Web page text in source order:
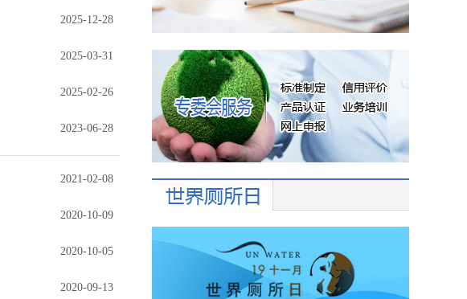
2025-12-28
2025-03-31
2025-02-26
2023-06-28
2021-02-08
2020-10-09
2020-10-05
2020-09-13